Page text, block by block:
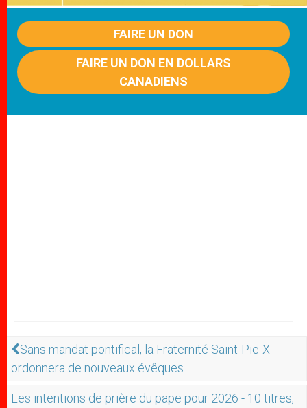
FAIRE UN DON
FAIRE UN DON EN DOLLARS
CANADIENS
Sans mandat pontifical, la Fraternité Saint-Pie-X
ordonnera de nouveaux évêques
Les intentions de prière du pape pour 2026 - 10 titres,